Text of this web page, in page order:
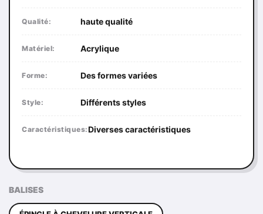
Qualité: haute qualité
Matériel: Acrylique
Forme: Des formes variées
Style: Différents styles
Caractéristiques:Diverses caractéristiques
BALISES